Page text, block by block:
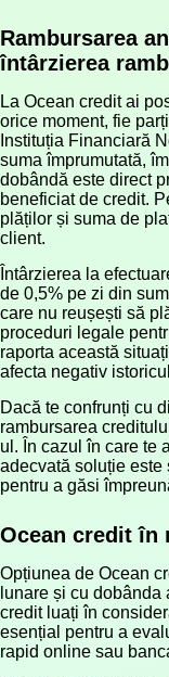
Rambursarea
întârzierea
La Ocean credit ai
orice moment, fie
Instituția Financiară
suma împrumutată,
dobândă este direct
beneficiat de credit.
plăților și suma de
client.
Întârzierea la
de 0,5% pe zi din
care nu reușești să
proceduri legale
raporta această
afecta negativ
Dacă te confrunți cu
rambursarea
ul. În cazul în care te
adecvată soluție este
pentru a găsi
Ocean credit în
Opțiunea de Ocean
lunare și cu
credit luați în
esențial pentru a
rapid online sau